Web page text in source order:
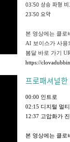
03:50 상승 파형 비
23:50 요약
본 영상에는 클로
AI 보이스가 사용
봄달 바로 가기
https://
프로패셔널
00:00 인트로
02:15 디지털 멀
12:37 고압화가
본 영상에는 클로